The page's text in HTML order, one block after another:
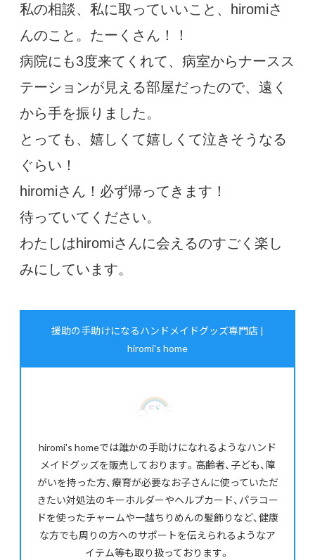
私の相談、私に取っていいこと、hiromiさ
んのこと。たーくさん！！
病院にも3度来てくれて、病室からナースス
テーションが見える部屋だったので、遠く
から手を振りました。
とっても、嬉しくて嬉しくて泣きそうなる
ぐらい！
hiromiさん！必ず帰ってきます！
待っていてください。
わたしはhiromiさんに会えるのすごく楽し
みにしています。
援助の手助けになるハンドメイドグッズ専門店 |
hiromi's home
hiromi's homeでは誰かの手助けになれるようなハンド
メイドグッズを販売しております。高齢者、子ども、障
がいを持った方、療育が必要なお子さんに使っていただ
きたい対処法のキーホルダーやヘルプカード、パラコー
ドを使ったチャームや一越ちりめんの髪飾りなど、健康
な方でも周りの方へのサポートを伝えられるようなア
イテム等も取り扱っております。